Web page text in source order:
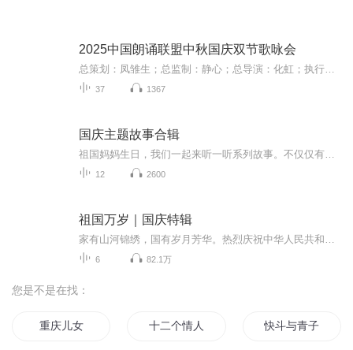
2025中国朗诵联盟中秋国庆双节歌咏会
37 1367
国庆主题故事合辑
12 2600
祖国万岁｜国庆特辑
6 82.1万
您是不是在找：
重庆儿女 十二个情人节 快斗与青子的情